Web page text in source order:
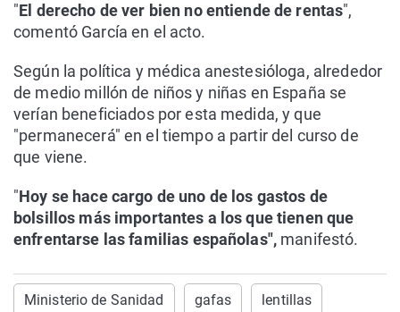
"El derecho de ver bien no entiende de rentas",
comentó García en el acto.
Según la política y médica anestesióloga, alrededor
de medio millón de niños y niñas en España se
verían beneficiados por esta medida, y que
"permanecerá" en el tiempo a partir del curso de
que viene.
"Hoy se hace cargo de uno de los gastos de
bolsillos más importantes a los que tienen que
enfrentarse las familias españolas", manifestó.
Ministerio de Sanidad gafas lentillas